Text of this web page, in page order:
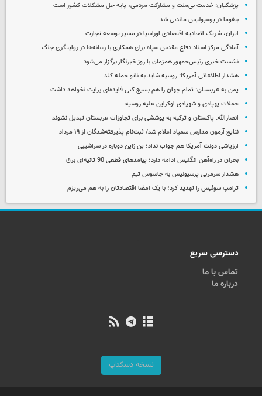
پزشکیان: خدمت بی‌منت و مشارکت مردمی، پایه حل مشکلات کشور است
بیفوما در پرسپولیس ماندنی شد
ایران، شریک اتحادیه اقتصادی اوراسیا در مسیر توسعه تجارت
آمادگی مرکز اسناد دفاع مقدس سپاه برای همکاری با رسانه‌ها در روایتگری جنگ
نشست خبری رئیس‌جمهور همزمان با روز خبرنگار برگزار می‌شود
هشدار اطلاعاتی آمریکا: روسیه شاید به ناتو حمله کند
یمن به عربستان: تمام جهان را هم بسیج کنی فایده‌ای برایت نخواهد داشت
حملات پهپادی و شهپادی اوکراین علیه روسیه
انصارالله: پاکستان و ترکیه به پوششی برای تجاوزات عربستان تبدیل نشوند
نتایج آزمون مدارس سمپاد اعلام شد/ ثبت‌نام پذیرفته‌شدگان از ۱۹ مرداد
ارزپاشی دولت آمریکا هم جواب نداد؛ ین ژاپن دوباره در سراشیبی
بحران در راه‌آهن انگلیس ادامه دارد؛ پیامدهای قطعی 90 ثانیه‌ای برق
هشدار سرمربی پرسپولیس به جاسوس تیم
ترامپ سوئیس را تهدید کرد؛ با یک امضا اقتصادتان را به هم می‌ریزم
دسترسی سریع
تماس با ما
درباره ما
نسخه دسکتاپ